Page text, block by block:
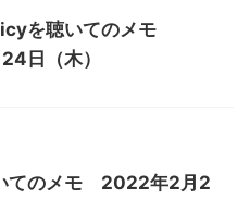
を聴いてのメモ
日（木）
てのメモ 2022年2月2